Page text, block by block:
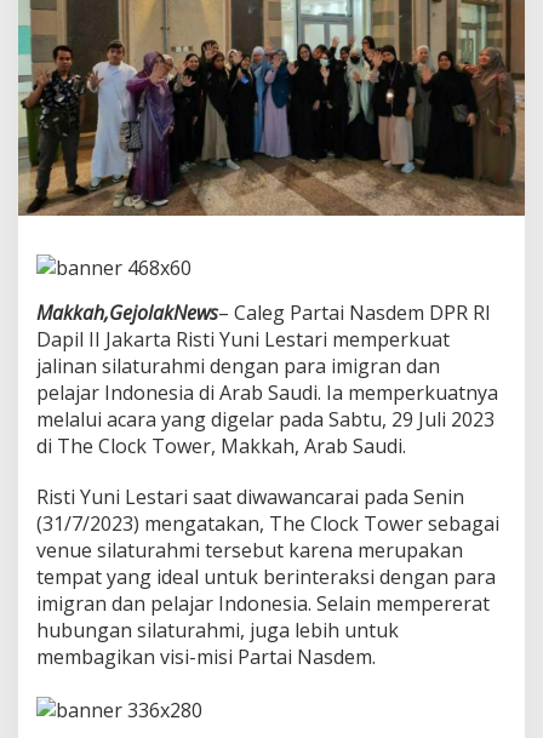
a
p
i
I
J
a
r
a
P
e
r
k
u
a
S
i
l
a
t
u
a
h
i
Makkah,GejolakNews– Caleg Partai Nasdem DPR RI
Dapil II Jakarta Risti Yuni Lestari memperkuat
jalinan silaturahmi dengan para imigran dan
pelajar Indonesia di Arab Saudi. Ia memperkuatnya
melalui acara yang digelar pada Sabtu, 29 Juli 2023
di The Clock Tower, Makkah, Arab Saudi.
Risti Yuni Lestari saat diwawancarai pada Senin
(31/7/2023) mengatakan, The Clock Tower sebagai
venue silaturahmi tersebut karena merupakan
tempat yang ideal untuk berinteraksi dengan para
imigran dan pelajar Indonesia. Selain mempererat
hubungan silaturahmi, juga lebih untuk
membagikan visi-misi Partai Nasdem.